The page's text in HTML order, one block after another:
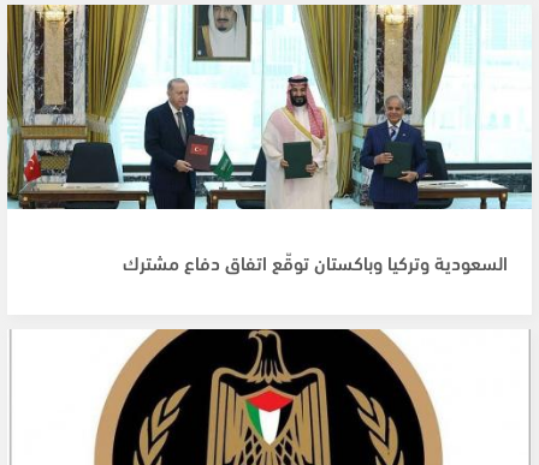
السعودية وتركيا وباكستان توقّع اتفاق دفاع مشترك